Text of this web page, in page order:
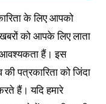
के लिए आपको
को आपके लिए लाता
आवश्यकता हैं। इस
पत्रकारिता को जिंदा
हैं। यदि हमारे